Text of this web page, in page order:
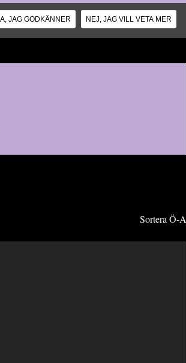
JAG GODKÄNNER NEJ, JAG VILL VETA MER
Sortera Ö-A